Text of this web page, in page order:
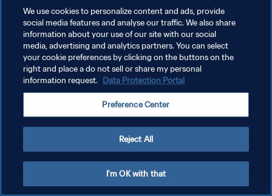
DATENSCHUTZ
NUTZUNGSBEDINGUNGEN
COOKIE-EINSTELLUNGEN VERWALTEN
We use cookies to personalize content and ads, provide
social media features and analyse our traffic. We also share
information about your use of our site with our social
media, advertising and analytics partners. You can select
your cookie preferences by clicking on the buttons on the
right and place a do not sell or share my personal
information request. Data Protection Portal
Preference Center
Reject All
I'm OK with that